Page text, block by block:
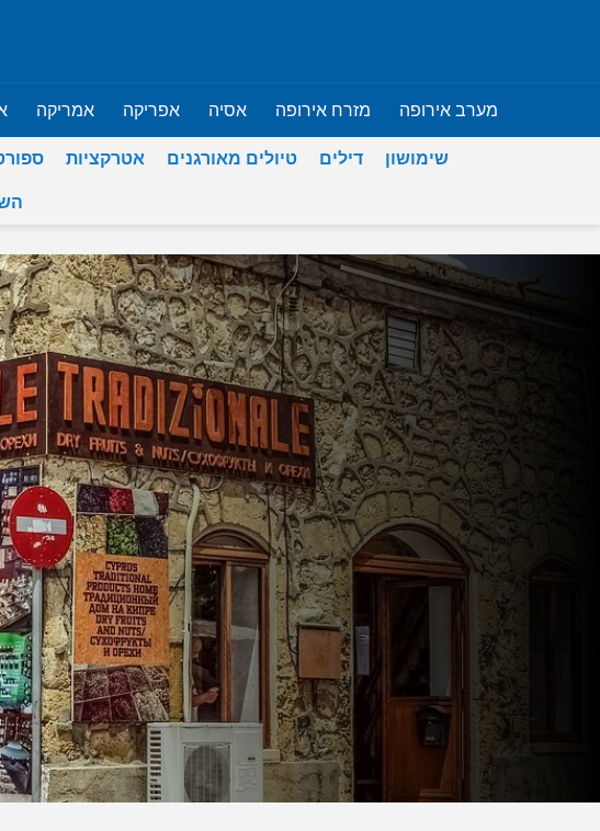
מערב אירופה מזרח אירופה אסיה אפריקה אמריקה
שימושון דילים טיולים מאורגנים אטרקציות